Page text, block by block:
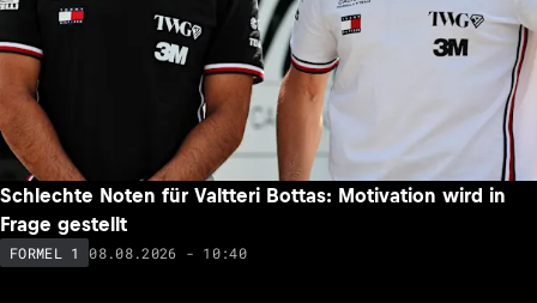
Schlechte Noten für Valtteri Bottas: Motivation wird in
Frage gestellt
FORMEL 1 08.08.2026 - 10:40